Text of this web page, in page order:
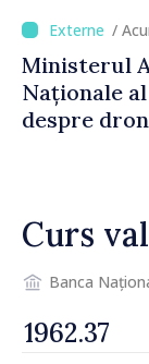
orășenesc
finală
/
Ministerul
Naționale
despre
Curs
Banca